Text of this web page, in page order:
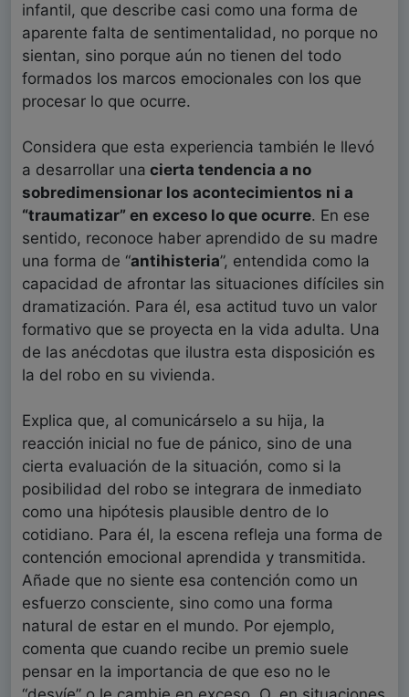
infantil, que describe casi como una forma de
aparente falta de sentimentalidad, no porque no
sientan, sino porque aún no tienen del todo
formados los marcos emocionales con los que
procesar lo que ocurre.
Considera que esta experiencia también le llevó
a desarrollar una cierta tendencia a no
sobredimensionar los acontecimientos ni a
“traumatizar” en exceso lo que ocurre. En ese
sentido, reconoce haber aprendido de su madre
una forma de “antihisteria”, entendida como la
capacidad de afrontar las situaciones difíciles sin
dramatización. Para él, esa actitud tuvo un valor
formativo que se proyecta en la vida adulta. Una
de las anécdotas que ilustra esta disposición es
la del robo en su vivienda.
Explica que, al comunicárselo a su hija, la
reacción inicial no fue de pánico, sino de una
cierta evaluación de la situación, como si la
posibilidad del robo se integrara de inmediato
como una hipótesis plausible dentro de lo
cotidiano. Para él, la escena refleja una forma de
contención emocional aprendida y transmitida.
Añade que no siente esa contención como un
esfuerzo consciente, sino como una forma
natural de estar en el mundo. Por ejemplo,
comenta que cuando recibe un premio suele
pensar en la importancia de que eso no le